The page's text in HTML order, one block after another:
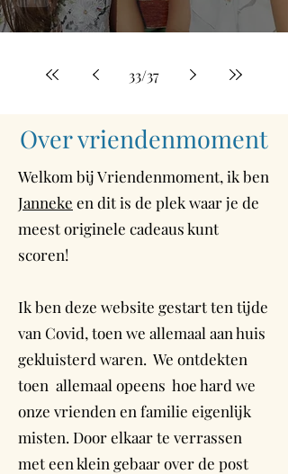
33/37
Over vriendenmoment
Welkom bij Vriendenmoment, ik ben
Janneke en dit is de plek waar je de
meest originele cadeaus kunt
scoren!
Ik ben deze website gestart ten tijde
van Covid, toen we allemaal aan huis
gekluisterd waren. We ontdekten
toen allemaal opeens hoe hard we
onze vrienden en familie eigenlijk
misten. Door elkaar te verrassen
met een klein gebaar over de post